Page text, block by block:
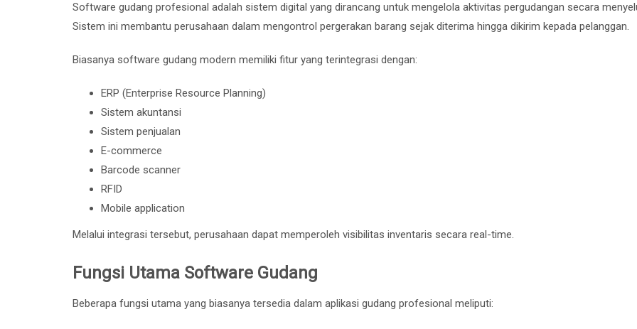
Software gudang profesional adalah sistem digital yang dirancang untuk mengelola aktivitas pergudangan secara
Sistem ini membantu perusahaan dalam mengontrol pergerakan barang sejak diterima hingga dikirim kepada pelanggan.
Biasanya software gudang modern memiliki fitur yang terintegrasi dengan:
ERP (Enterprise Resource Planning)
Sistem akuntansi
Sistem penjualan
E-commerce
Barcode scanner
RFID
Mobile application
Melalui integrasi tersebut, perusahaan dapat memperoleh visibilitas inventaris secara real-time.
Fungsi Utama Software Gudang
Beberapa fungsi utama yang biasanya tersedia dalam aplikasi gudang profesional meliputi: